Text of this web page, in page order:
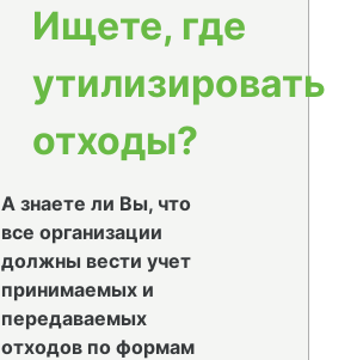
Ищете, где
утилизировать
отходы?
А знаете ли Вы, что
все организации
должны вести учет
принимаемых и
передаваемых
отходов по формам